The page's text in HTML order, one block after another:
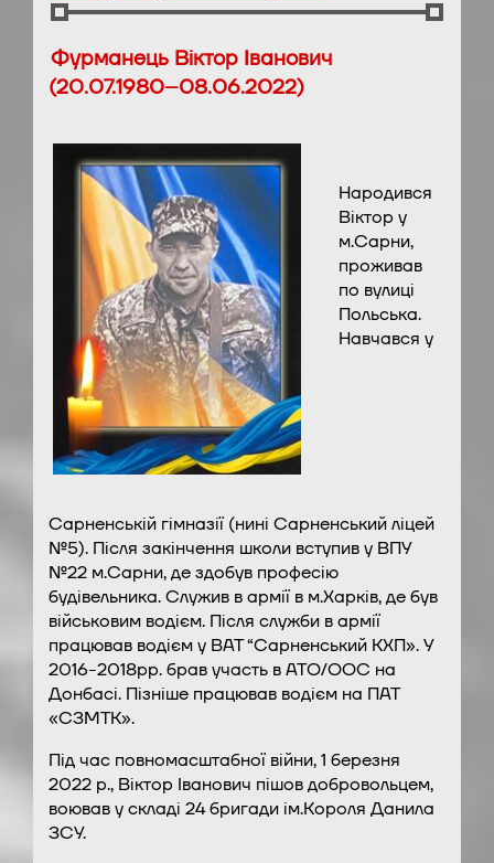
Фурманець Віктор Іванович
(20.07.1980–08.06.2022)
Народився
Віктор у
м.Сарни,
проживав
по вулиці
Польська.
Навчався у
Сарненській гімназії (нині Сарненський ліцей
№5). Після закінчення школи вступив у ВПУ
№22 м.Сарни, де здобув професію
будівельника. Служив в армії в м.Харків, де був
військовим водієм. Після служби в армії
працював водієм у ВАТ “Сарненський КХП». У
2016-2018рр. брав участь в АТО/ООС на
Донбасі. Пізніше працював водієм на ПАТ
«СЗМТК».
Під час повномасштабної війни, 1 березня
2022 р., Віктор Іванович пішов добровольцем,
воював у складі 24 бригади ім.Короля Данила
ЗСУ.